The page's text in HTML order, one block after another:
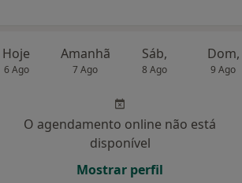
Hoje
6 Ago
Amanhã
7 Ago
Sáb,
8 Ago
Dom,
9 Ago
O agendamento online não está
disponível
Mostrar perfil